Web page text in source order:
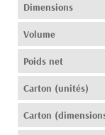
Dimensions
Volume
Poids net
Carton (unités)
Carton